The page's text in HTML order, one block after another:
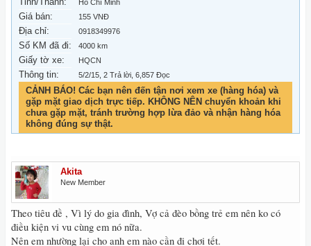
Hồ Chí Minh
Giá bán: 155 VNĐ
Địa chỉ: 0918349976
Số KM đã đi: 4000 km
Giấy tờ xe: HQCN
Thông tin: 5/2/15 , 2 Trả lời, 6,857 Đọc
CẢNH BÁO! Các bạn nên đến tận nơi xem xe (hàng hóa) và
gặp mặt giao dịch trực tiếp. KHÔNG NÊN chuyển khoản khi
chưa gặp mặt, tránh trường hợp lừa đảo và nhận hàng hóa
không đúng sự thật.
Akita
New Member
Theo tiêu đề , Vì lý do gia đình, Vợ cả đèo bồng trẻ em nên ko có
điều kiện vi vu cùng em nó nữa.
Nên em nhường lại cho anh em nào cần đi chơi tết.